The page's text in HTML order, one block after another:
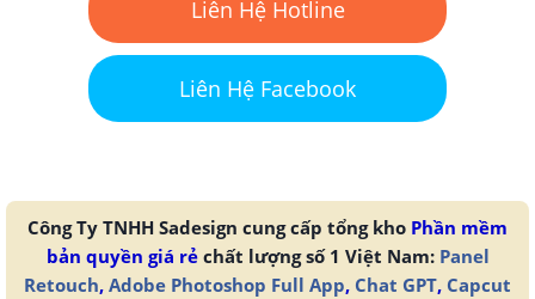
Liên Hệ Hotline
Liên Hệ Facebook
Công Ty TNHH Sadesign cung cấp tổng kho Phần mềm
bản quyền giá rẻchất lượng số 1 Việt Nam: Panel
Retouch, Adobe Photoshop Full App, Chat GPT, Capcut